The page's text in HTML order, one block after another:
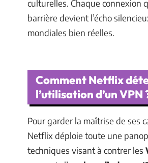
culturelles. Chaque connexion
barrière devient l’écho
mondiales bien réelles.
Comment Netflix
l’utilisation d’un VPN
Pour garder la maîtrise de ses
Netflix déploie toute une
techniques visant à contrer les